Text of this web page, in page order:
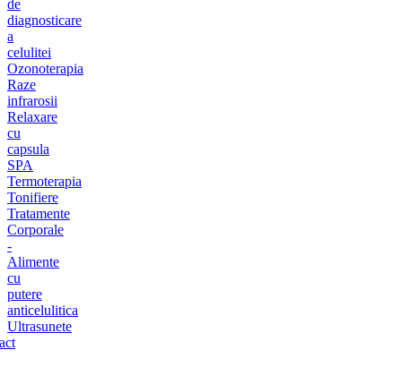
de
diagnosticare
a
celulitei
Ozonoterapia
Raze
infrarosii
Relaxare
cu
capsula
SPA
Termoterapia
Tonifiere
Tratamente
Corporale
-
Alimente
cu
putere
anticelulitica
Ultrasunete